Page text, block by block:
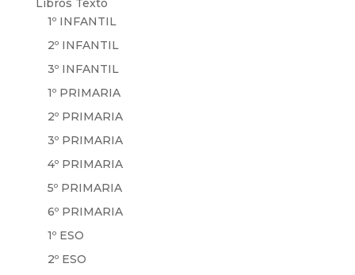
Libros Texto
1º INFANTIL
2º INFANTIL
3º INFANTIL
1º PRIMARIA
2º PRIMARIA
3º PRIMARIA
4º PRIMARIA
5º PRIMARIA
6º PRIMARIA
1º ESO
2º ESO